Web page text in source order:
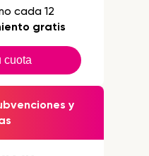
cada 12
gratis
cuota
y